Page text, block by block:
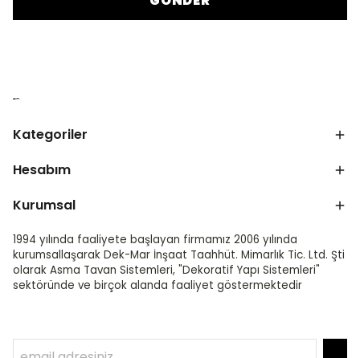
Kategoriler
Hesabım
Kurumsal
1994 yılında faaliyete başlayan firmamız 2006 yılında
kurumsallaşarak Dek-Mar İnşaat Taahhüt. Mimarlık Tic. Ltd. Şti
olarak Asma Tavan Sistemleri, "Dekoratif Yapı Sistemleri"
sektöründe ve birçok alanda faaliyet göstermektedir